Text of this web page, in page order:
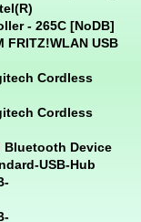
- 265C [NoDB]
USB
Device
Hub